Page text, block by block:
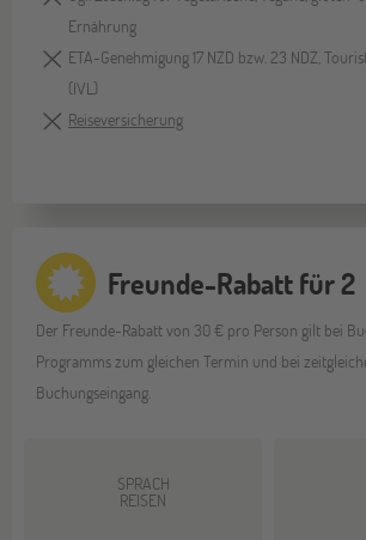
Ernährung
ETA-Genehmigung 17 NZD bzw. 23 NDZ,
(IVL)
Reiseversicherung
Freunde-Rabatt für 2
Der Freunde-Rabatt von 30 € pro Person gilt bei
Programms zum gleichen Termin und bei
Buchungseingang.
SPRACH
REISEN